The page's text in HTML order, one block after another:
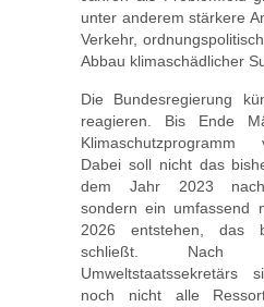
unter anderem stärkere
Verkehr,
Abbau klimaschädlicher
Die Bundesregierung
reagieren. Bis Ende
Klimaschutzprogramm
Dabei soll nicht das
dem Jahr 2023
sondern ein umfassend
2026 entstehen, das
schließt. Nach
Umweltstaatssekretärs
noch nicht alle